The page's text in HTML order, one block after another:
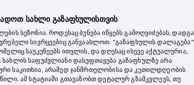
სახლი გაზაფხულისთვის
სეზონია. როდესაც ბუნება იწყებს გამოღვიძებას, დადგა
სივრცეებიც განვაახლოთ. "გაზაფხულის დალაგება"
საუკუნეებს ითვლის, და დღესაც ისევე აქტუალურია,
საფუძვლიანი დასუფთავება გაზაფხულზე არა
საკითხია, არამედ ჯანმრთელობისა და კეთილდღეობის
ამ სტატიაში გთავაზობთ დეტალურ გზამკვლევს, თუ